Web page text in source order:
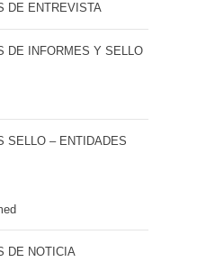
DE ENTREVISTA
DE INFORMES Y SELLO
SELLO – ENTIDADES
DE NOTICIA